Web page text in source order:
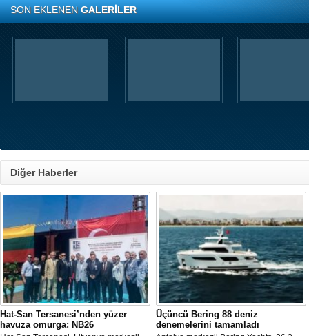
SON EKLENENGALERİLER
Diğer Haberler
Hat-San Tersanesi’nden yüzer
havuza omurga: NB26
Üçüncü Bering 88 deniz
denemelerini tamamladı